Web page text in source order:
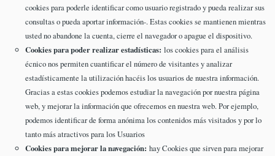
cookies para poderle identificar como usuario registrado y pueda realizar sus
consultas o pueda aportar información-. Estas cookies se mantienen mientras
usted no abandone la cuenta, cierre el navegador o apague el dispositivo.
Cookies para poder realizar estadísticas: los cookies para el análisis
écnico nos permiten cuantificar el número de visitantes y analizar
estadísticamente la utilización hacéis los usuarios de nuestra información.
Gracias a estas cookies podemos estudiar la navegación por nuestra página
web, y mejorar la información que ofrecemos en nuestra web. Por ejemplo,
podemos identificar de forma anónima los contenidos más visitados y por lo
tanto más atractivos para los Usuarios
Cookies para mejorar la navegación: hay Cookies que sirven para mejorar